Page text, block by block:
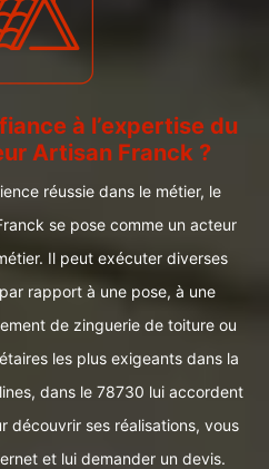
à l’expertise du
Artisan Franck ?
réussie dans le métier, le
se pose comme un acteur
Il peut exécuter diverses
rapport à une pose, à une
de zinguerie de toiture ou
les plus exigeants dans la
dans le 78730 lui accordent
découvrir ses réalisations, vous
et lui demander un devis.